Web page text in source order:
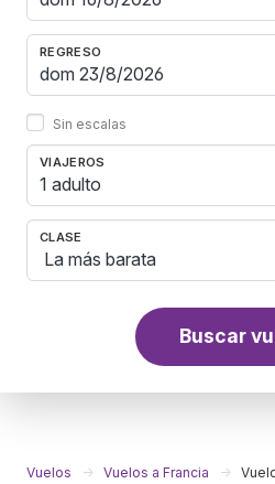
REGRESO
Sin escalas
VIAJEROS
1 adulto
CLASE
Buscar
Vuelos Vuelos a Francia